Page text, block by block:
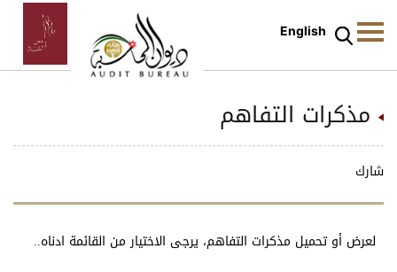
English
مذكرات التفاهم
شارك
لعرض أو تحميل مذكرات التفاهم، يرجى الاختيار من القائمة ادناه..